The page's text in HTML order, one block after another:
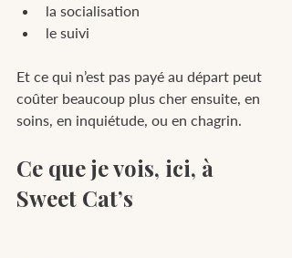
la socialisation
le suivi
Et ce qui n’est pas payé au départ peut
coûter beaucoup plus cher ensuite, en
soins, en inquiétude, ou en chagrin.
Ce que je vois, ici, à
Sweet Cat’s